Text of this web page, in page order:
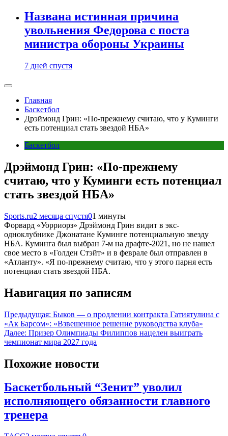
Названа истинная причина
увольнения Федорова с поста
министра обороны Украины
7 дней спустя
Главная
Баскетбол
Дрэймонд Грин: «По-прежнему считаю, что у Куминги
есть потенциал стать звездой НБА»
Баскетбол
Дрэймонд Грин: «По-прежнему
считаю, что у Куминги есть потенциал
стать звездой НБА»
Sports.ru2 месяца спустя01 минуты
Форвард «Уорриорз» Дрэймонд Грин видит в экс-
одноклубнике Джонатане Куминге потенциальную звезду
НБА. Куминга был выбран 7-м на драфте-2021, но не нашел
свое место в «Голден Стэйт» и в феврале был отправлен в
«Атланту». «Я по-прежнему считаю, что у этого парня есть
потенциал стать звездой НБА.
Навигация по записям
Предыдущая: Быков — о продлении контракта Гатиятулина с
«Ак Барсом»: «Взвешенное решение руководства клуба»
Далее: Призер Олимпиады Филиппов нацелен выиграть
чемпионат мира 2027 года
Похожие новости
Баскетбольный “Зенит” уволил
исполняющего обязанности главного
тренера